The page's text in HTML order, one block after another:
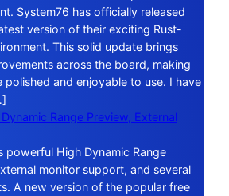
System76 has officially released
version of their exciting Rust-
This solid update brings
across the board, making
polished and enjoyable to use. I have
Range Preview, External
powerful High Dynamic Range
monitor support, and several
A new version of the popular free